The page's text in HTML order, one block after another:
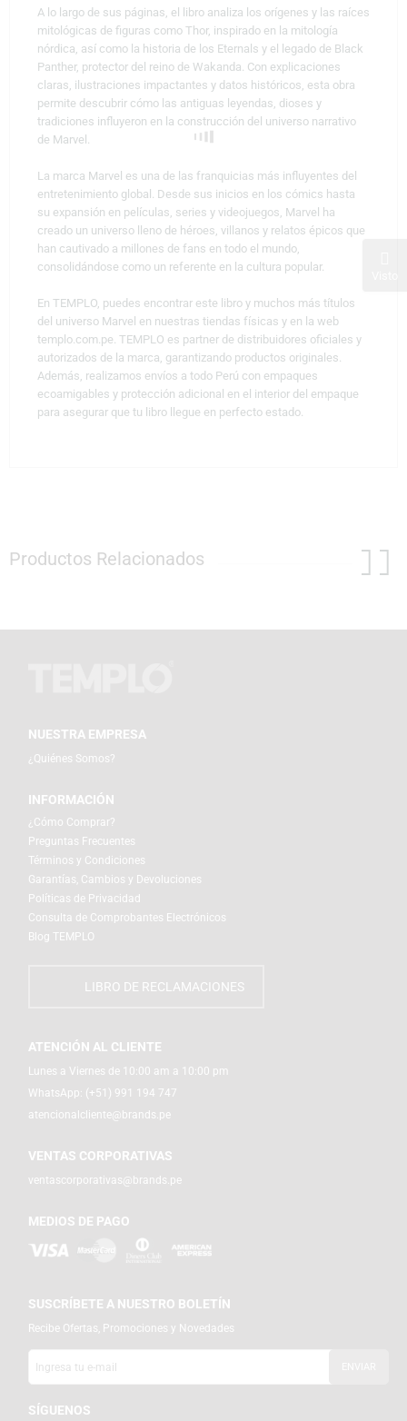
A lo largo de sus páginas, el libro analiza los orígenes y las raíces
mitológicas de figuras como Thor, inspirado en la mitología
nórdica, así como la historia de los Eternals y el legado de Black
Panther, protector del reino de Wakanda. Con explicaciones
claras, ilustraciones impactantes y datos históricos, esta obra
permite descubrir cómo las antiguas leyendas, dioses y
tradiciones influyeron en la construcción del universo narrativo
de Marvel.
La marca Marvel es una de las franquicias más influyentes del
entretenimiento global. Desde sus inicios en los cómics hasta
su expansión en películas, series y videojuegos, Marvel ha
creado un universo lleno de héroes, villanos y relatos épicos que
han cautivado a millones de fans en todo el mundo,
consolidándose como un referente en la cultura popular.
En TEMPLO, puedes encontrar este libro y muchos más títulos
del universo Marvel en nuestras tiendas físicas y en la web
templo.com.pe. TEMPLO es partner de distribuidores oficiales y
autorizados de la marca, garantizando productos originales.
Además, realizamos envíos a todo Perú con empaques
ecoamigables y protección adicional en el interior del empaque
para asegurar que tu libro llegue en perfecto estado.
Productos Relacionados
NUESTRA EMPRESA
¿Quiénes Somos?
INFORMACIÓN
¿Cómo Comprar?
Preguntas Frecuentes
Términos y Condiciones
Garantías, Cambios y Devoluciones
Políticas de Privacidad
Consulta de Comprobantes Electrónicos
Blog TEMPLO
LIBRO DE RECLAMACIONES
ATENCIÓN AL CLIENTE
Lunes a Viernes de 10:00 am a 10:00 pm
WhatsApp: (+51) 991 194 747
atencionalcliente@brands.pe
VENTAS CORPORATIVAS
ventascorporativas@brands.pe
MEDIOS DE PAGO
SUSCRÍBETE A NUESTRO BOLETÍN
Recibe Ofertas, Promociones y Novedades
SÍGUENOS